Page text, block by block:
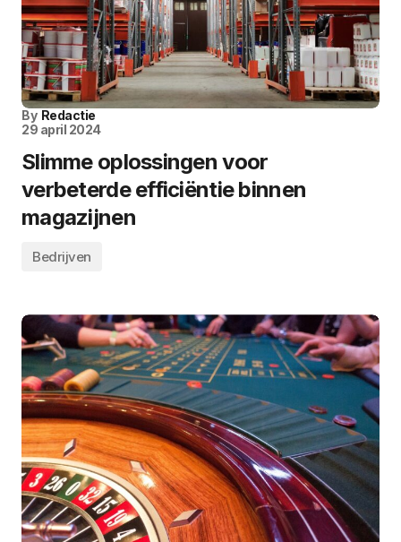
By Redactie
29 april 2024
Slimme oplossingen voor
verbeterde efficiëntie binnen
magazijnen
Bedrijven